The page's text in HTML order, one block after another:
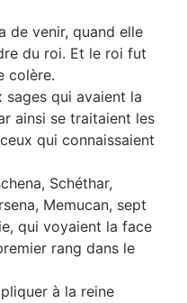
de venir, quand elle
du roi. Et le roi fut
colère.
qui avaient la
ainsi se traitaient les
qui connaissaient
Schéthar,
Memucan, sept
qui voyaient la face
rang dans le
à la reine